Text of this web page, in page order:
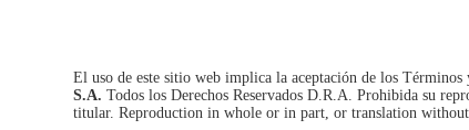
El uso de este sitio web implica la aceptación de los Términos
S.A. Todos los Derechos Reservados D.R.A. Prohibida su
titular. Reproduction in whole or in part, or translation